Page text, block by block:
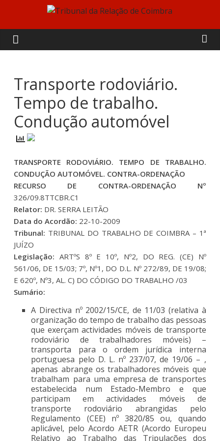
content
Tribunal
da
Relação
de
Coimbra
Transporte rodoviário.
Tempo de trabalho.
Condução automóvel
TRANSPORTE RODOVIÁRIO. TEMPO DE TRABALHO.
CONDUÇÃO AUTOMÓVEL. CONTRA-ORDENAÇÃO
RECURSO DE CONTRA-ORDENAÇÃO Nº
326/09.8TTCBR.C1
Relator: DR. SERRA LEITÃO
Data do Acordão: 22-10-2009
Tribunal: TRIBUNAL DO TRABALHO DE COIMBRA – 1ª
JUÍZO
Legislação: ARTºS 8º E 10º, Nº2, DO REG. (CE) Nº
561/06, DE 15/03; 7º, Nº1, DO D.L. Nº 272/89, DE 19/08;
E 620º, Nº3, AL. C) DO CÓDIGO DO TRABALHO /03
Sumário:
A Directiva nº 2002/15/CE, de 11/03 (relativa à
organização do tempo de trabalho das pessoas
que exerçam actividades móveis de transporte
rodoviário de trabalhadores móveis) –
transporta para o ordem jurídica interna
portuguesa pelo D. L. nº 237/07, de 19/06 – ,
apenas abrange os trabalhadores móveis que
trabalham para uma empresa de transportes
estabelecida num Estado-Membro e que
participam em actividades móveis de
transporte rodoviário abrangidas pelo
Regulamento (CEE) nº 3820/85 ou, quando
aplicável, pelo Acordo AETR (Acordo Europeu
Relativo ao Trabalho das Tripulações dos